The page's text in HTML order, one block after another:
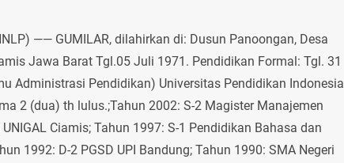
—— GUMILAR, dilahirkan di: Dusun Panoongan, Desa
Jawa Barat Tgl.05 Juli 1971. Pendidikan Formal: Tgl. 31
Administrasi Pendidikan) Universitas Pendidikan Indonesia
2 (dua) th lulus.;Tahun 2002: S-2 Magister Manajemen
Ciamis; Tahun 1997: S-1 Pendidikan Bahasa dan
1992: D-2 PGSD UPI Bandung; Tahun 1990: SMA Negeri